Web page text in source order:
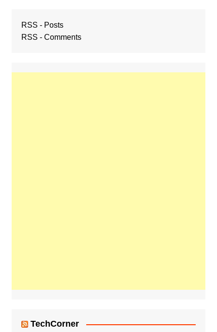
RSS - Posts
RSS - Comments
TechCorner